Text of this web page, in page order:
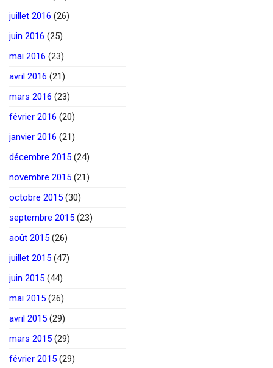
juillet 2016 (26)
juin 2016 (25)
mai 2016 (23)
avril 2016 (21)
mars 2016 (23)
février 2016 (20)
janvier 2016 (21)
décembre 2015 (24)
novembre 2015 (21)
octobre 2015 (30)
septembre 2015 (23)
août 2015 (26)
juillet 2015 (47)
juin 2015 (44)
mai 2015 (26)
avril 2015 (29)
mars 2015 (29)
février 2015 (29)